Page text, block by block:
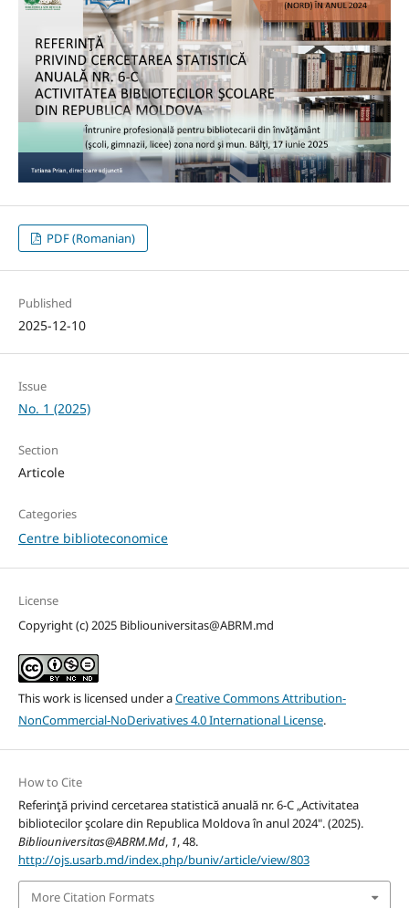
PDF (Romanian)
Published
2025-12-10
Issue
No. 1 (2025)
Section
Articole
Categories
Centre biblioteconomice
License
Copyright (c) 2025 Bibliouniversitas@ABRM.md
This work is licensed under aCreative Commons Attribution-
NonCommercial-NoDerivatives 4.0 International License.
How to Cite
Referinţă privind cercetarea statistică anuală nr. 6-C „Activitatea
bibliotecilor şcolare din Republica Moldova în anul 2024". (2025).
Bibliouniversitas@ABRM.Md, 1, 48.
http://ojs.usarb.md/index.php/buniv/article/view/803
More Citation Formats